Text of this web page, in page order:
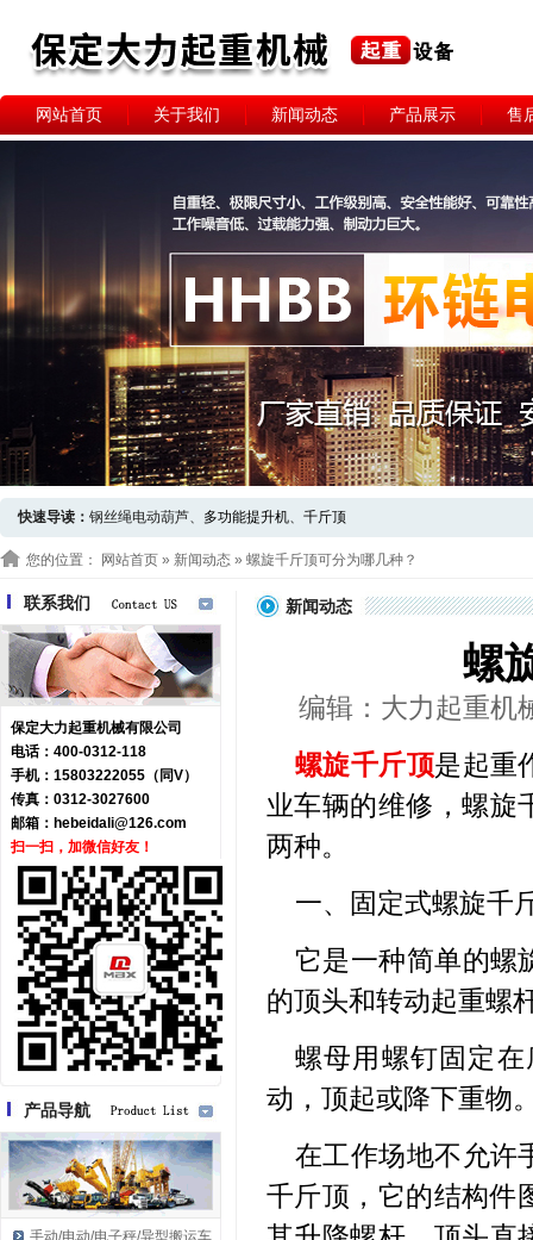
网站首页 关于我们 新闻动态 产品展示 售
快速导读： 钢丝绳电动葫芦、 多功能提升机、 千斤顶
您的位置： 网站首页 » 新闻动态 » 螺旋千斤顶可分为哪几种？
联系我们
保定大力起重机械有限公司
电话：400-0312-118
手机：15803222055（同V）
传真：0312-3027600
邮箱： hebeidali@126.com
扫一扫，加微信好友！
产品导航
手动/电动/电子秤/异型搬运车
新闻动态
螺
编辑：大力起重
螺旋千斤顶是起重
业车辆的维修，螺旋
两种。
一、固定式螺旋千
它是一种简单的螺
的顶头和转动起重螺
螺母用螺钉固定
动，顶起或降下重物
在工作场地不允许
千斤顶，它的结构件